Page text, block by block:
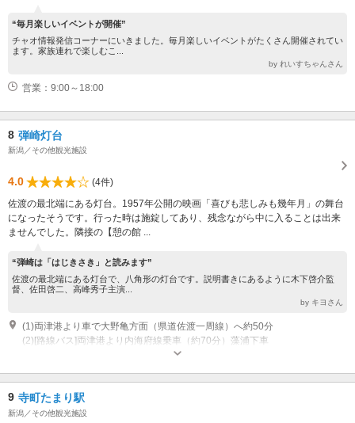
“毎月楽しいイベントが開催”
チャオ情報発信コーナーにいきました。毎月楽しいイベントがたくさん開催されてい
ます。家族連れで楽しむこ...
by れいすちゃんさん
営業：9:00～18:00
8 弾崎灯台
新潟／その他観光施設
4.0
(4件)
佐渡の最北端にある灯台。1957年公開の映画「喜びも悲しみも幾年月」の舞台
になったそうです。行った時は施錠してあり、残念ながら中に入ることは出来
ませんでした。隣接の【憩の館 ...
“弾崎は「はじきさき」と読みます”
佐渡の最北端にある灯台で、八角形の灯台です。説明書きにあるように木下啓介監
督、佐田啓二、高峰秀子主演...
by キヨさん
(1)両津港より車で大野亀方面（県道佐渡一周線）へ約50分
(2)[路線バス]両津港より内海府線乗車（約70分）藻浦下車
9 寺町たまり駅
新潟／その他観光施設